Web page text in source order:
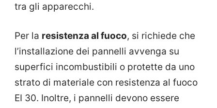
tra gli apparecchi.
Per la resistenza al fuoco, si richiede che
l’installazione dei pannelli avvenga su
superfici incombustibili o protette da uno
strato di materiale con resistenza al fuoco
EI 30. Inoltre, i pannelli devono essere